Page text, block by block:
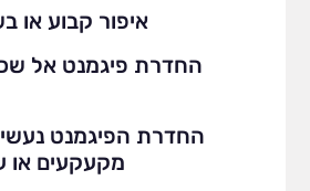
איפור קבוע או
החדרת פיגמנט אל
החדרת הפיגמנט
מקעקעים או